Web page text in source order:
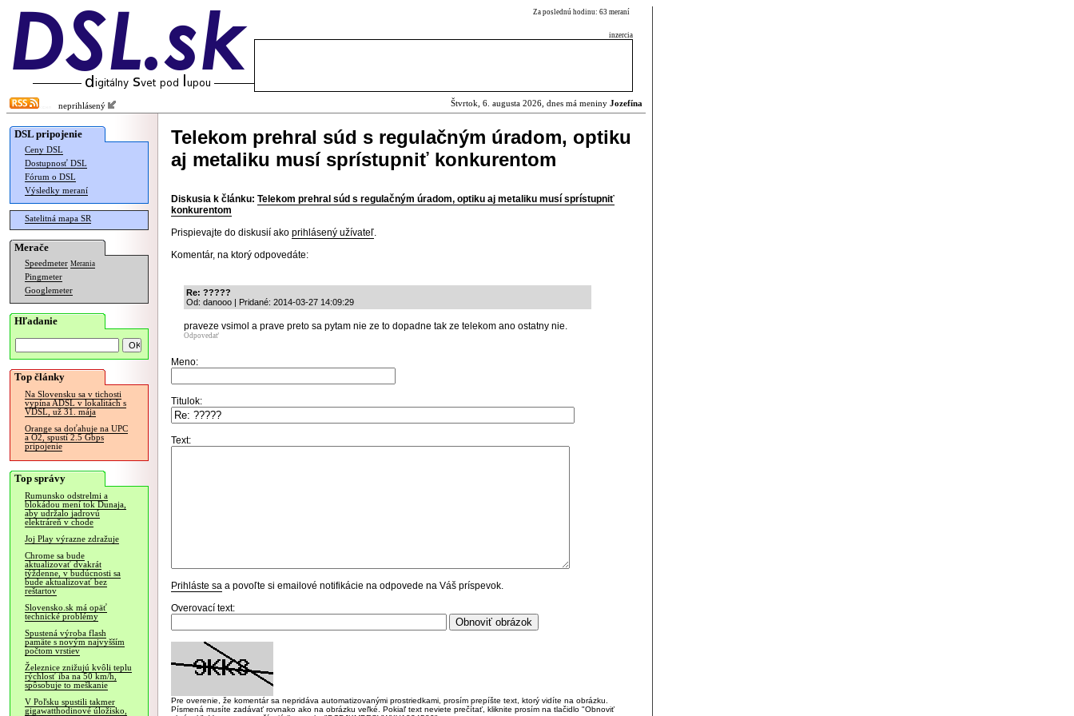
Za poslednú hodinu: 63 meraní
inzercia
neprihlásený Štvrtok, 6. augusta 2026, dnes má meniny Jozefína
DSL pripojenie
Ceny DSL
Dostupnosť DSL
Fórum o DSL
Výsledky meraní
Satelitná mapa SR
Merače
Speedmeter Merania
Pingmeter
Googlemeter
Hľadanie
Top články
Na Slovensku sa v tichosti
vypína ADSL v lokalitách s
VDSL, už 31. mája
Orange sa doťahuje na UPC
a O2, spustí 2.5 Gbps
pripojenie
Top správy
Rumunsko odstrelmi a
blokádou mení tok Dunaja,
aby udržalo jadrovú
elektráreň v chode
Joj Play výrazne zdražuje
Chrome sa bude
aktualizovať dvakrát
týždenne, v budúcnosti sa
bude aktualizovať bez
reštartov
Slovensko.sk má opäť
technické problémy
Spustená výroba flash
pamäte s novým najvyšším
počtom vrstiev
Železnice znižujú kvôli teplu
rýchlosť iba na 50 km/h,
spôsobuje to meškanie
V Poľsku spustili takmer
gigawatthodinové úložisko,
Telekom prehral súd s regulačným úradom, optiku
aj metaliku musí sprístupniť konkurentom
Diskusia k článku: Telekom prehral súd s regulačným úradom, optiku aj metaliku musí sprístupniť
konkurentom
Prispievajte do diskusií ako prihlásený užívateľ.
Komentár, na ktorý odpovedáte:
Re: ?????
Od: danooo | Pridané: 2014-03-27 14:09:29
praveze vsimol a prave preto sa pytam nie ze to dopadne tak ze telekom ano ostatny nie.
Odpovedať
Meno:
Titulok:
Text:
Prihláste sa a povoľte si emailové notifikácie na odpovede na Váš príspevok.
Overovací text:
Pre overenie, že komentár sa nepridáva automatizovanými prostriedkami, prosím prepíšte text, ktorý vidíte na obrázku.
Písmená musíte zadávať rovnako ako na obrázku veľké. Pokiaľ text neviete prečítať, kliknite prosím na tlačidlo "Obnoviť